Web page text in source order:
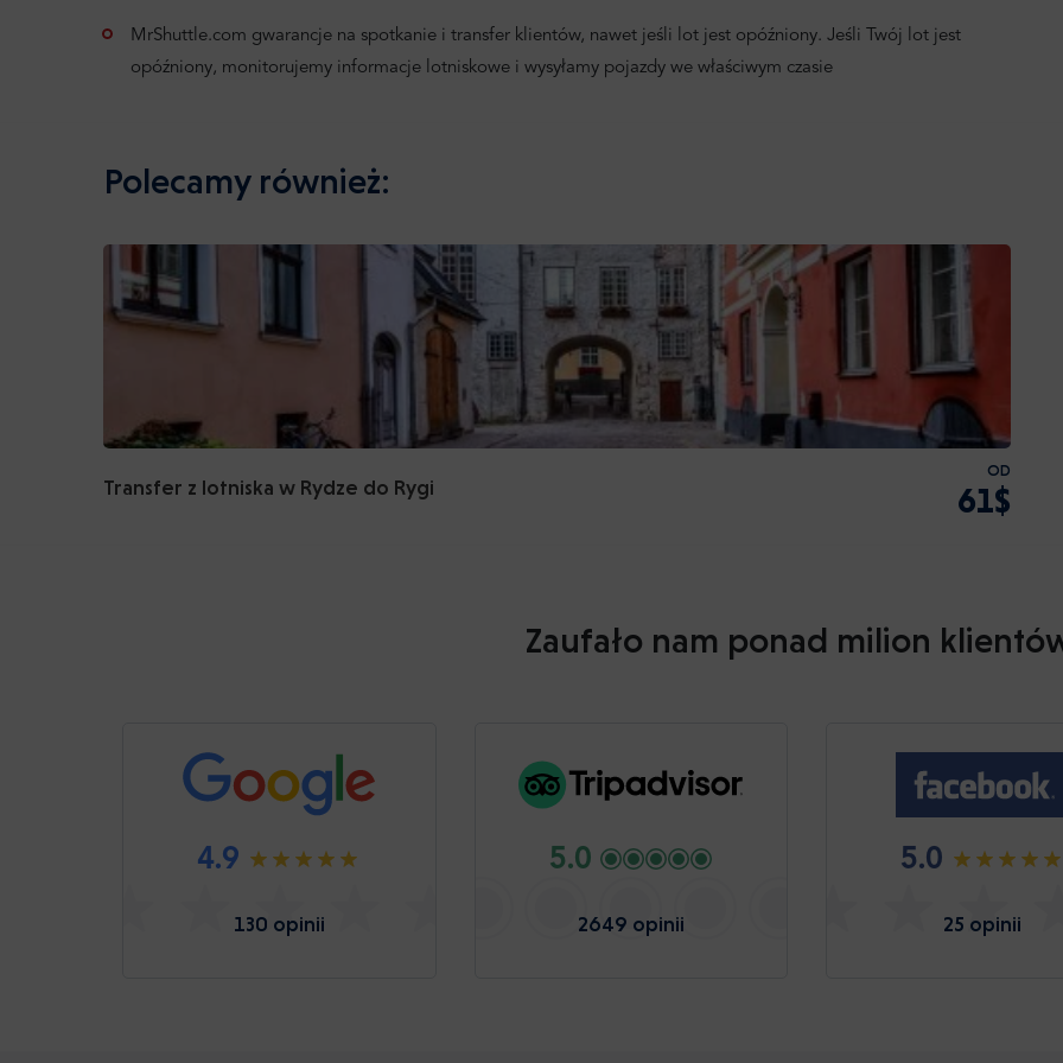
MrShuttle.com gwarancje na spotkanie i transfer klientów, nawet jeśli lot jest opóźniony. Jeśli Twój lot jest
opóźniony, monitorujemy informacje lotniskowe i wysyłamy pojazdy we właściwym czasie
Polecamy również:
Transfer z lotniska w Rydze do Rygi
OD
61$
Zaufało nam ponad milion
4.9
130 opinii
5.0
2649 opinii
5.0
25 opinii